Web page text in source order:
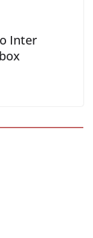
Inter